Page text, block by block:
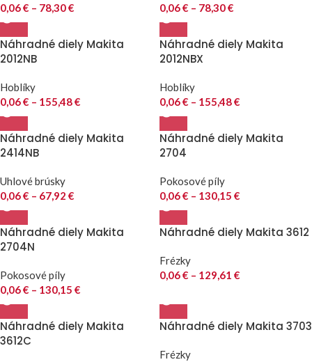
0,06€ – 78,30€
0,06€ – 78,30€
Náhradné diely Makita
2012NB
Hoblíky
0,06€ – 155,48€
Náhradné diely Makita
2012NBX
Hoblíky
0,06€ – 155,48€
Náhradné diely Makita
2414NB
Uhlové brúsky
0,06€ – 67,92 €
Náhradné diely Makita
2704
Pokosové píly
0,06€ – 130,15 €
Náhradné diely Makita
2704N
Pokosové píly
0,06€ – 130,15 €
Náhradné diely Makita 3612
Frézky
0,06€ – 129,61 €
Náhradné diely Makita
3612C
Náhradné diely Makita 3703
Frézky